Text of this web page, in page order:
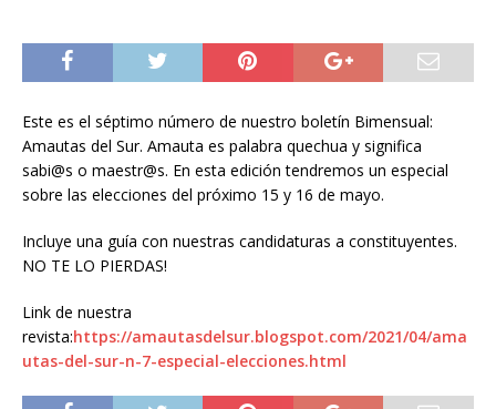
Este es el séptimo número de nuestro boletín Bimensual:
Amautas del Sur. Amauta es palabra quechua y significa
sabi@s o maestr@s. En esta edición tendremos un especial
sobre las elecciones del próximo 15 y 16 de mayo.
Incluye una guía con nuestras candidaturas a constituyentes.
NO TE LO PIERDAS!
Link de nuestra
revista:https://amautasdelsur.blogspot.com/2021/04/ama
utas-del-sur-n-7-especial-elecciones.html